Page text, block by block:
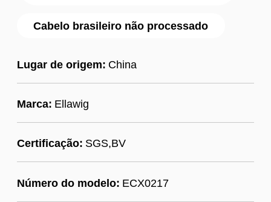
Cabelo brasileiro não processado
Lugar de origem: China
Marca: Ellawig
Certificação: SGS,BV
Número do modelo: ECX0217